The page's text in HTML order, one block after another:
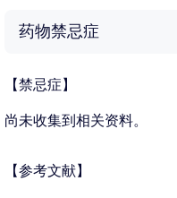
药物禁忌症
【禁忌症】
尚未收集到相关资料。
【参考文献】